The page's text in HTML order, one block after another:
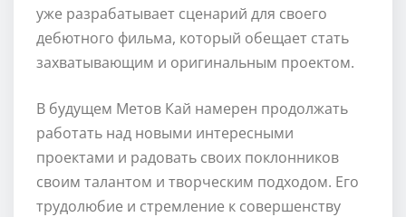
уже разрабатывает сценарий для своего
дебютного фильма, который обещает стать
захватывающим и оригинальным проектом.
В будущем Метов Кай намерен продолжать
работать над новыми интересными
проектами и радовать своих поклонников
своим талантом и творческим подходом. Его
трудолюбие и стремление к совершенству